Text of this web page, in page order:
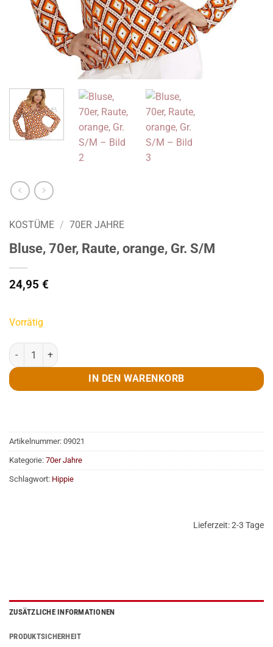
KOSTÜME / 70ER JAHRE
Bluse, 70er, Raute, orange, Gr. S/M
24,95 €
Vorrätig
Bluse, 70er, Raute, orange, Gr. S/M Menge
IN DEN WARENKORB
Artikelnummer: 09021
Kategorie: 70er Jahre
Schlagwort: Hippie
Lieferzeit:2-3 Tage
ZUSÄTZLICHE INFORMATIONEN
PRODUKTSICHERHEIT